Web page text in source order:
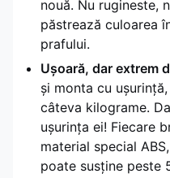
nouă. Nu rugineste,
păstrează culoarea
prafului.
Ușoară, dar extrem
și monta cu
câteva kilograme.
ușurința ei! Fiecare
material special
poate susține peste